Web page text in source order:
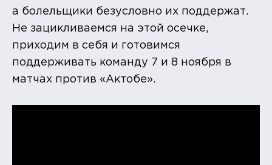
а болельщики безусловно их поддержат.
Не зацикливаемся на этой осечке,
приходим в себя и готовимся
поддерживать команду 7 и 8 ноября в
матчах против «Актобе».